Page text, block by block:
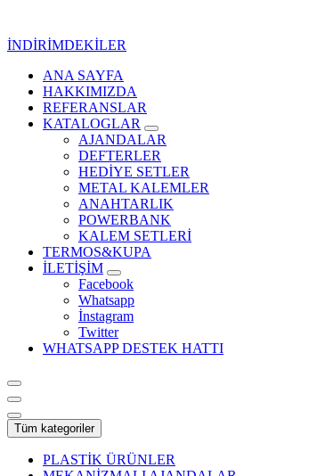
İNDİRİMDEKİLER
Kurumsal Promosyon-Hediyelik
ANA SAYFA
HAKKIMIZDA
REFERANSLAR
KATALOGLAR
AJANDALAR
DEFTERLER
HEDİYE SETLER
METAL KALEMLER
ANAHTARLIK
POWERBANK
KALEM SETLERİ
TERMOS&KUPA
İLETİŞİM
Facebook
Whatsapp
İnstagram
Twitter
WHATSAPP DESTEK HATTI
Tüm kategoriler
PLASTİK ÜRÜNLER